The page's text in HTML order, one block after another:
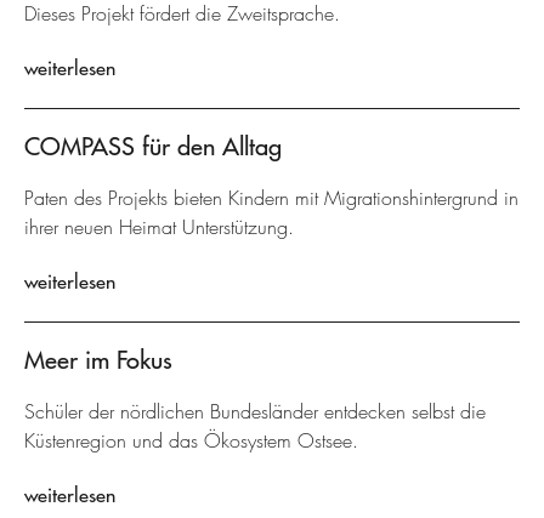
Dieses Projekt fördert die Zweitsprache.
weiterlesen
COMPASS für den Alltag
Paten des Projekts bieten Kindern mit Migrationshintergrund in
ihrer neuen Heimat Unterstützung.
weiterlesen
Meer im Fokus
Schüler der nördlichen Bundesländer entdecken selbst die
Küstenregion und das Ökosystem Ostsee.
weiterlesen